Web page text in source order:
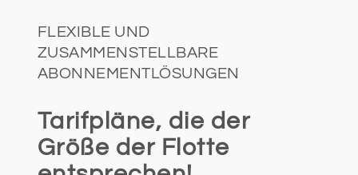
FLEXIBLE UND
ZUSAMMENSTELLBARE
ABONNEMENTLÖSUNGEN
Tarifpläne, die der
Größe der Flotte